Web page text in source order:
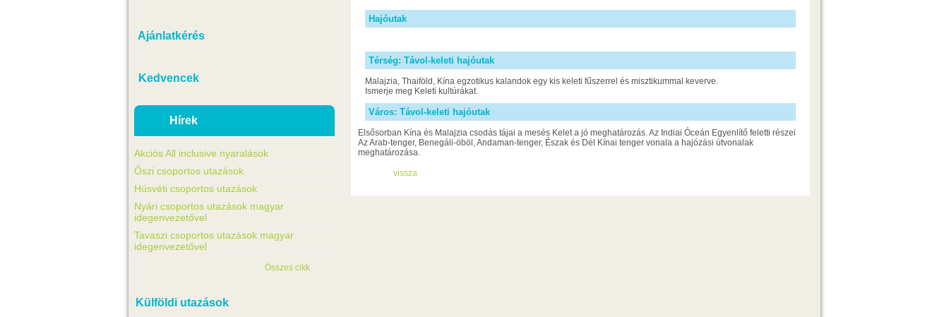
Ajánlatkérés
Kedvencek
Hírek
Akciós All inclusive nyaralások
Őszi csoportos utazások
Húsvéti csoportos utazások
Nyári csoportos utazások magyar
idegenvezetővel
Tavaszi csoportos utazások magyar
idegenvezetővel
Összes cikk
Külföldi utazások
Hajóutak
Térség: Távol-keleti hajóutak
Malajzia, Thaiföld, Kína egzotikus kalandok egy kis keleti fűszerrel és misztikummal keverve.
Ismerje meg Keleti kultúrákat.
Város: Távol-keleti hajóutak
Elsősorban Kína és Malajzia csodás tájai a mesés Kelet a jó meghatározás. Az Indiai Óceán Egyenlítő feletti részei
Az Arab-tenger, Benegáli-öböl, Andaman-tenger, Észak és Dél Kínai tenger vonala a hajózási útvonalak
meghatározása.
vissza